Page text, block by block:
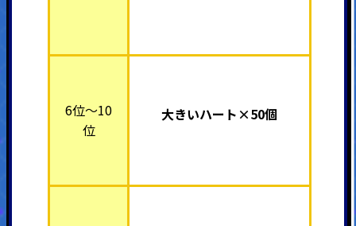
6位～10
位
大きいハート×50個